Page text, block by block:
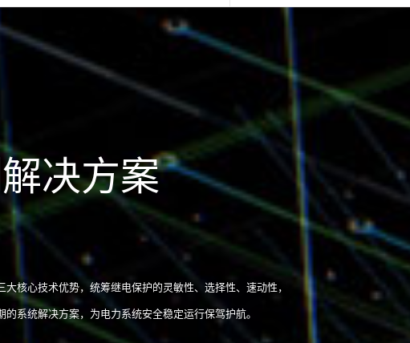
决方案
核心技术优势，统筹继电保护的灵敏性、选择性、速动性，
系统解决方案，为电力系统安全稳定运行保驾护航。